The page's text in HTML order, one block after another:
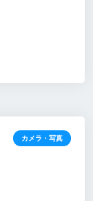
カメラ・写真